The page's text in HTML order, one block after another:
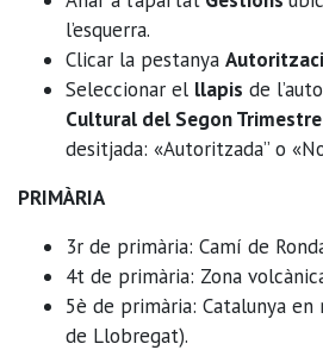
l’esquerra.
Clicar la pestanya
Seleccionar el llapis de
Cultural del Segon Trimestre
desitjada: «Autoritzada” o
PRIMÀRIA
3r de primària: Camí de
4t de primària: Zona
5è de primària: Catalunya
de Llobregat).